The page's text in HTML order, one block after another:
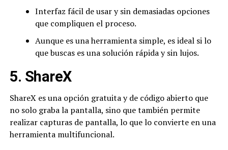
Interfaz fácil de usar y sin demasiadas opciones
que compliquen el proceso.
Aunque es una herramienta simple, es ideal si lo
que buscas es una solución rápida y sin lujos.
5. ShareX
ShareX es una opción gratuita y de código abierto que
no solo graba la pantalla, sino que también permite
realizar capturas de pantalla, lo que lo convierte en una
herramienta multifuncional.